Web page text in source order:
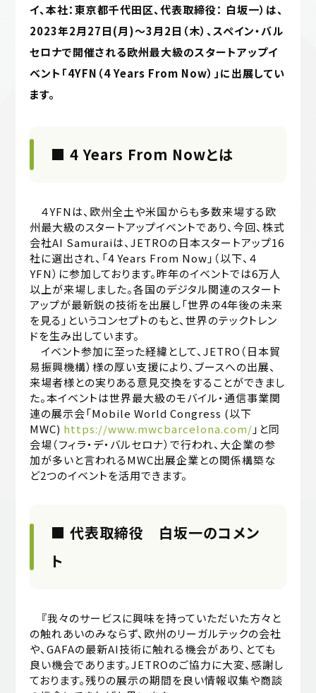
イ、本社：東京都千代⽥区、代表取締役： ⽩坂⼀）は、
2023年2月27日(月)～3月2日（木）、スペイン・バル
セロナで開催される欧州最大級のスタートアップイ
ベント「4YFN（4 Years From Now）」に出展してい
ます。
■ 4 Years From Nowとは
４YFNは、欧州全土や米国からも多数来場する欧
州最大級のスタートアップイベントであり、今回、株式
会社AI Samuraiは、JETROの日本スタートアップ16
社に選出され、「4 Years From Now」（以下、４
YFN）に参加しております。昨年のイベントでは6万人
以上が来場しました。各国のデジタル関連のスタート
アップが最新鋭の技術を出展し「世界の4年後の未来
を見る」というコンセプトのもと、世界のテックトレン
ドを生み出しています。
イベント参加に至った経緯として、JETRO（日本貿
易振興機構）様の厚い支援により、ブースへの出展、
来場者様との実りある意見交換をすることができまし
た。本イベントは世界最大級のモバイル・通信事業関
連の展示会「Mobile World Congress (以下
MWC) https://www.mwcbarcelona.com/ 」と同
会場（フィラ・デ・バルセロナ）で行われ、大企業の参
加が多いと言われるMWC出展企業との関係構築な
ど2つのイベントを活用できます。
■ 代表取締役 白坂一のコメン
ト
『我々のサービスに興味を持っていただいた方々と
の触れあいのみならず、欧州のリーガルテックの会社
や、GAFAの最新AI技術に触れる機会があり、とても
良い機会であります。JETROのご協力に大変、感謝し
ております。残りの展示の期間を良い情報収集や商談